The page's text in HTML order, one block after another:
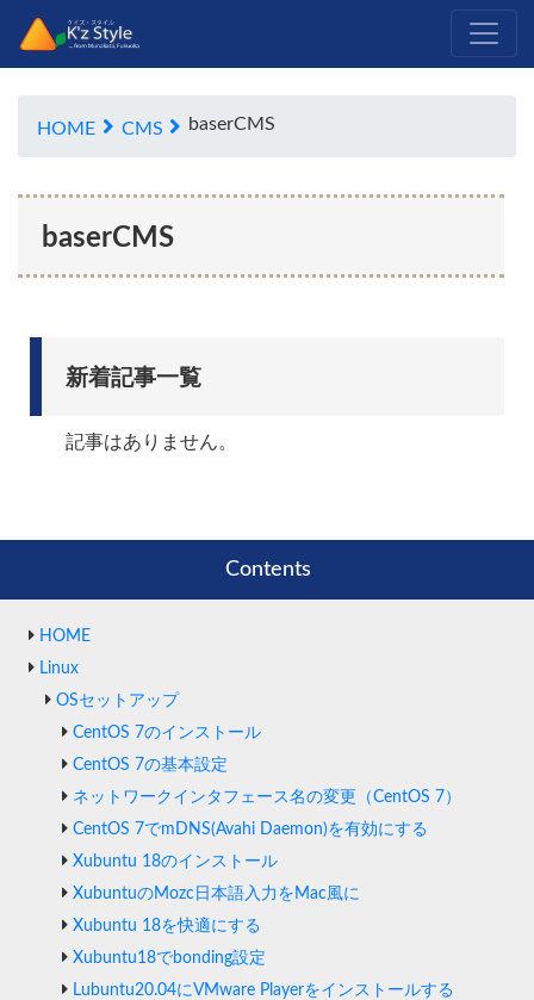
HOME CMS baserCMS
baserCMS
新着記事一覧
記事はありません。
Contents
HOME
Linux
OSセットアップ
CentOS 7のインストール
CentOS 7の基本設定
ネットワークインタフェース名の変更（CentOS 7）
CentOS 7でmDNS(Avahi Daemon)を有効にする
Xubuntu 18のインストール
XubuntuのMozc日本語入力をMac風に
Xubuntu 18を快適にする
Xubuntu18でbonding設定
Lubuntu20.04にVMware Playerをインストールする